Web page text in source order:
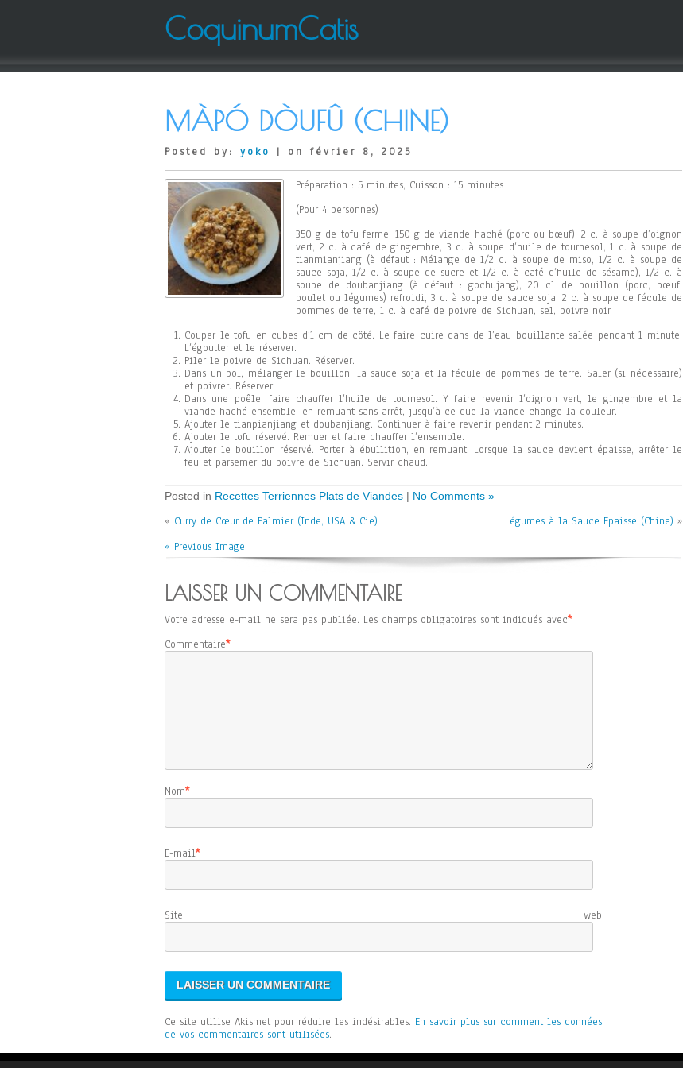
CoquinumCatis
MÀPÓ DÒUFÛ (CHINE)
Posted by: yoko | on février 8, 2025
Préparation : 5 minutes, Cuisson : 15 minutes
(Pour 4 personnes)
350 g de tofu ferme, 150 g de viande haché (porc ou bœuf), 2 c. à soupe d’oignon
vert, 2 c. à café de gingembre, 3 c. à soupe d’huile de tournesol, 1 c. à soupe de
tianmianjiang (à défaut : Mélange de 1/2 c. à soupe de miso, 1/2 c. à soupe de
sauce soja, 1/2 c. à soupe de sucre et 1/2 c. à café d’huile de sésame), 1/2 c. à
soupe de doubanjiang (à défaut : gochujang), 20 cl de bouillon (porc, bœuf,
poulet ou légumes) refroidi, 3 c. à soupe de sauce soja, 2 c. à soupe de fécule de
pommes de terre, 1 c. à café de poivre de Sichuan, sel, poivre noir
Couper le tofu en cubes d’1 cm de côté. Le faire cuire dans de l’eau bouillante salée pendant 1 minute.
L’égoutter et le réserver.
Piler le poivre de Sichuan. Réserver.
Dans un bol, mélanger le bouillon, la sauce soja et la fécule de pommes de terre. Saler (si nécessaire)
et poivrer. Réserver.
Dans une poêle, faire chauffer l’huile de tournesol. Y faire revenir l’oignon vert, le gingembre et la
viande haché ensemble, en remuant sans arrêt, jusqu’à ce que la viande change la couleur.
Ajouter le tianpianjiang et doubanjiang. Continuer à faire revenir pendant 2 minutes.
Ajouter le tofu réservé. Remuer et faire chauffer l’ensemble.
Ajouter le bouillon réservé. Porter à ébullition, en remuant. Lorsque la sauce devient épaisse, arrêter le
feu et parsemer du poivre de Sichuan. Servir chaud.
Posted in Recettes Terriennes Plats de Viandes | No Comments »
« Curry de Cœur de Palmier (Inde, USA & Cie) Légumes à la Sauce Epaisse (Chine) »
« Previous Image
LAISSER UN COMMENTAIRE
Votre adresse e-mail ne sera pas publiée. Les champs obligatoires sont indiqués avec*
Commentaire*
Nom*
E-mail*
Site web
Ce site utilise Akismet pour réduire les indésirables. En savoir plus sur comment les données
de vos commentaires sont utilisées.